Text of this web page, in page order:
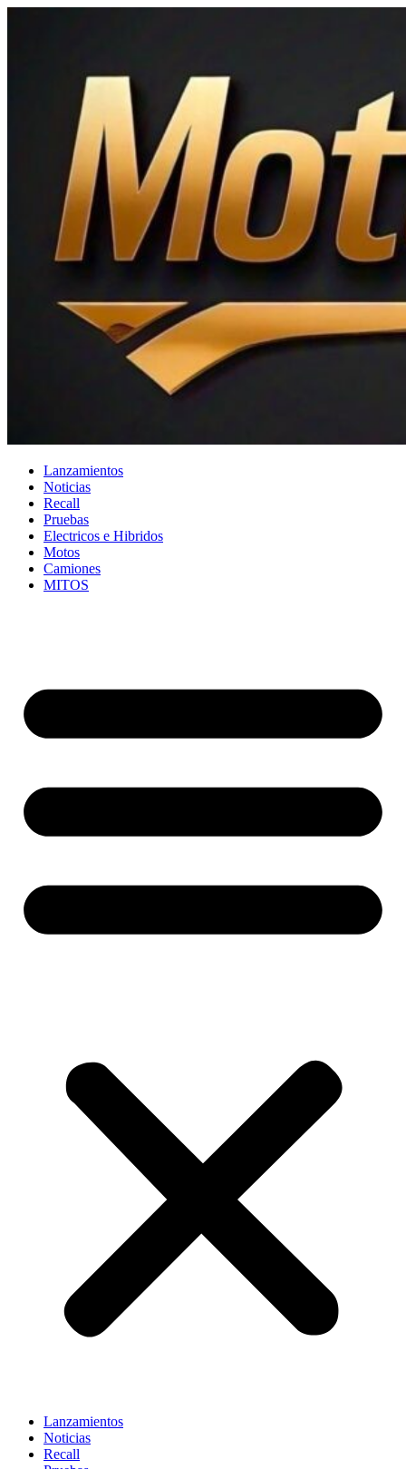
Lanzamientos
Noticias
Recall
Pruebas
Electricos e Hibridos
Motos
Camiones
MITOS
Lanzamientos
Noticias
Recall